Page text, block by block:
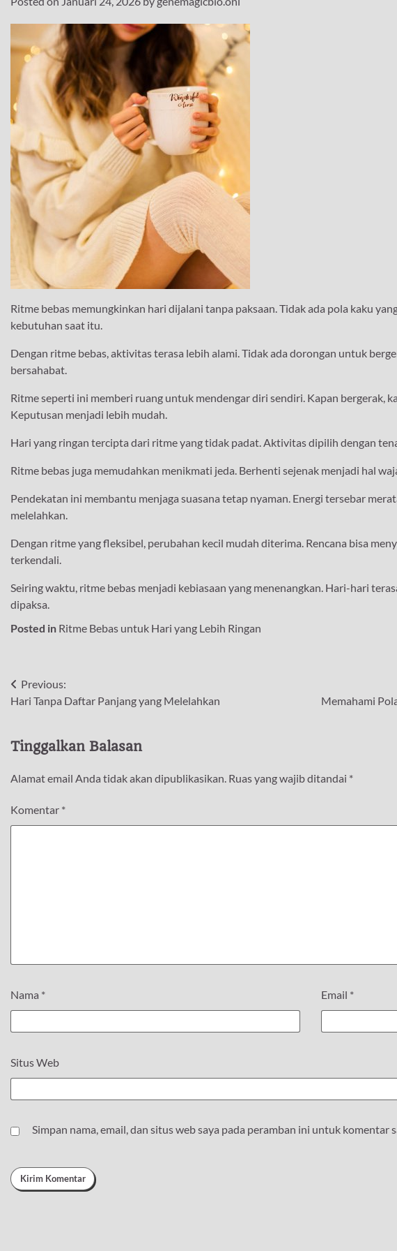
Ritme bebas memungkinkan hari dijalani tanpa paksaan. Tidak ada pola kaku
kebutuhan saat itu.
Dengan ritme bebas, aktivitas terasa lebih alami. Tidak ada dorongan untuk
bersahabat.
Ritme seperti ini memberi ruang untuk mendengar diri sendiri. Kapan bergerak,
Keputusan menjadi lebih mudah.
Hari yang ringan tercipta dari ritme yang tidak padat. Aktivitas dipilih dengan
Ritme bebas juga memudahkan menikmati jeda. Berhenti sejenak menjadi hal
Pendekatan ini membantu menjaga suasana tetap nyaman. Energi tersebar
melelahkan.
Dengan ritme yang fleksibel, perubahan kecil mudah diterima. Rencana bisa
terkendali.
Seiring waktu, ritme bebas menjadi kebiasaan yang menenangkan. Hari-hari
dipaksa.
Posted in Ritme Bebas untuk Hari yang Lebih Ringan
Navigasi
Previous:
Hari Tanpa Daftar Panjang yang Melelahkan
Memahami
Tinggalkan Balasan
Alamat email Anda tidak akan dipublikasikan. Ruas yang wajib ditandai *
Komentar *
Nama * Email *
Situs Web
Simpan nama, email, dan situs web saya pada peramban ini untuk komentar